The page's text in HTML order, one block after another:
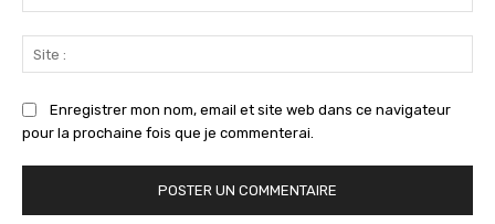
:*
:
Enregistrer mon nom, email et site web dans ce navigateur
pour la prochaine fois que je commenterai.